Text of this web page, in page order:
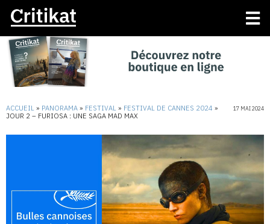
ACCUEIL » PANORAMA » FESTIVAL » FESTIVAL DE CANNES 2024 »
JOUR 2 – FURIOSA : UNE SAGA MAD MAX
17 MAI 2024